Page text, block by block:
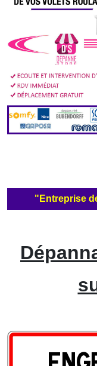
"Entreprise